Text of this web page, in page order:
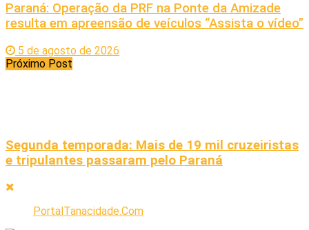
Paraná: Operação da PRF na Ponte da Amizade
resulta em apreensão de veículos “Assista o vídeo”
5 de agosto de 2026
Próximo Post
Segunda temporada: Mais de 19 mil cruzeiristas
e tripulantes passaram pelo Paraná
PortalTanacidade.Com